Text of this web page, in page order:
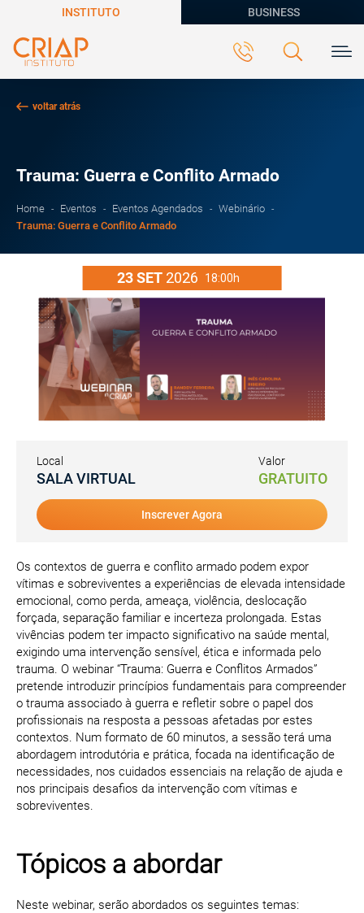
INSTITUTO BUSINESS
voltar atrás
Trauma: Guerra e Conflito Armado
Home Eventos Eventos Agendados
Webinário
Trauma: Guerra e Conflito Armado
23SET 2026 18:00h
Local
SALA VIRTUAL
Valor
GRATUITO
Inscrever Agora
Os contextos de guerra e conflito armado podem expor
vítimas e sobreviventes a experiências de elevada intensidade
emocional, como perda, ameaça, violência, deslocação
forçada, separação familiar e incerteza prolongada. Estas
vivências podem ter impacto significativo na saúde mental,
exigindo uma intervenção sensível, ética e informada pelo
trauma. O webinar “Trauma: Guerra e Conflitos Armados”
pretende introduzir princípios fundamentais para compreender
o trauma associado à guerra e refletir sobre o papel dos
profissionais na resposta a pessoas afetadas por estes
contextos. Num formato de 60 minutos, a sessão terá uma
abordagem introdutória e prática, focada na identificação de
necessidades, nos cuidados essenciais na relação de ajuda e
nos principais desafios da intervenção com vítimas e
sobreviventes.
Tópicos a abordar
Neste webinar, serão abordados os seguintes temas: